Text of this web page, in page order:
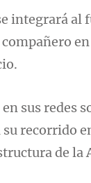
integrará al
sus redes
recorrido
de la